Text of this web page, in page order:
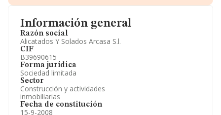
Información general
Razón social
Alicatados Y Solados Arcasa S.l.
CIF
B39690615
Forma jurídica
Sociedad limitada
Sector
Construcción y actividades
inmobiliarias
Fecha de constitución
15-9-2008
Información oficial y registral complementaria.